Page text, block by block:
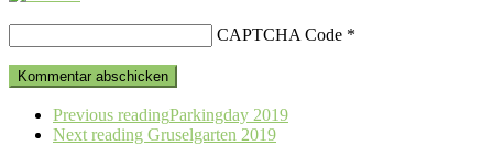
CAPTCHA Code *
Previous readingParkingday 2019
Next reading Gruselgarten 2019